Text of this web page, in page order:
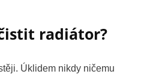
radiátor?
Úklidem nikdy ničemu